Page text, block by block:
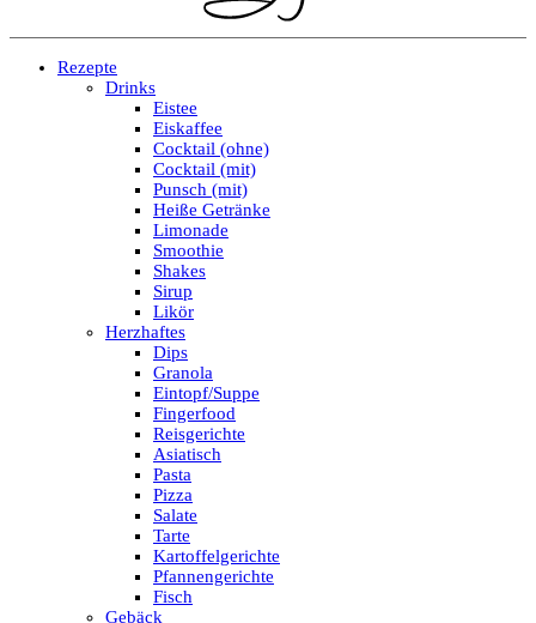
Rezepte
Drinks
Eistee
Eiskaffee
Cocktail (ohne)
Cocktail (mit)
Punsch (mit)
Heiße Getränke
Limonade
Smoothie
Shakes
Sirup
Likör
Herzhaftes
Dips
Granola
Eintopf/Suppe
Fingerfood
Reisgerichte
Asiatisch
Pasta
Pizza
Salate
Tarte
Kartoffelgerichte
Pfannengerichte
Fisch
Gebäck